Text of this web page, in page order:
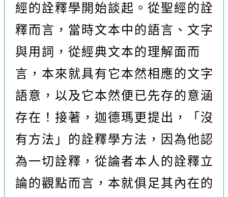
經的詮釋學開始談起。從聖經的詮
釋而言，當時文本中的語言、文字
與用詞，從經典文本的理解面而
言，本來就具有它本然相應的文字
語意，以及它本然便已先存的意涵
存在！接著，迦德瑪更提出，「沒
有方法」的詮釋學方法，因為他認
為一切詮釋，從論者本人的詮釋立
論的觀點而言，本就俱足其內在的